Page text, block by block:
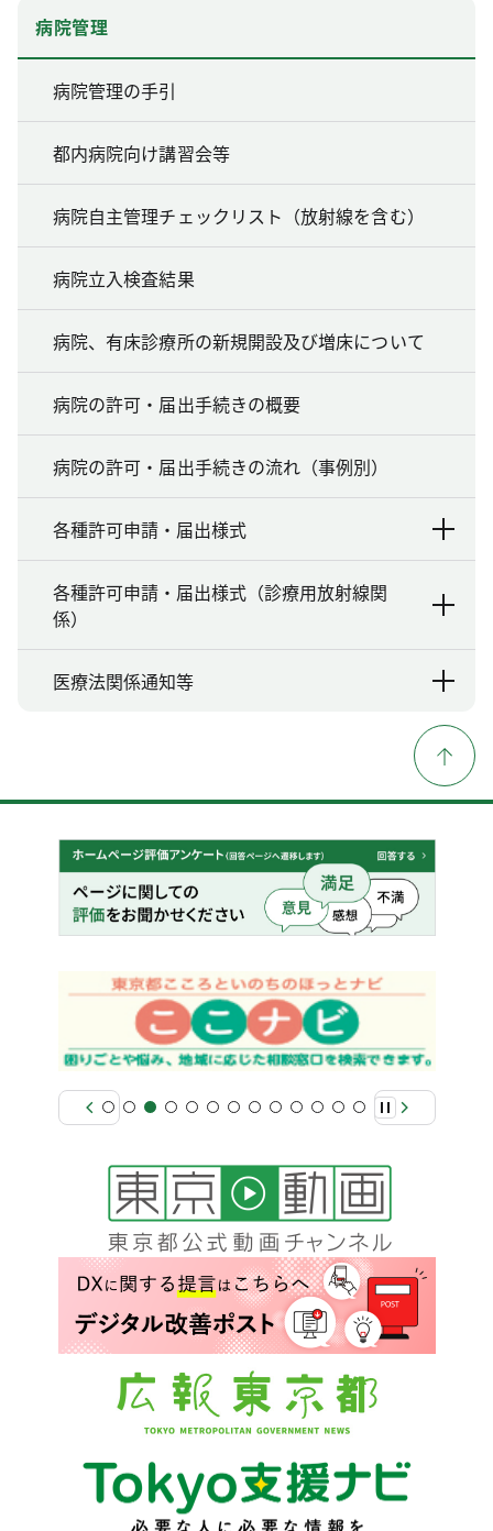
病院管理
病院管理の手引
都内病院向け講習会等
病院自主管理チェックリスト（放射線を含む）
病院立入検査結果
病院、有床診療所の新規開設及び増床について
病院の許可・届出手続きの概要
病院の許可・届出手続きの流れ（事例別）
各種許可申請・届出様式
各種許可申請・届出様式（診療用放射線関
係）
医療法関係通知等